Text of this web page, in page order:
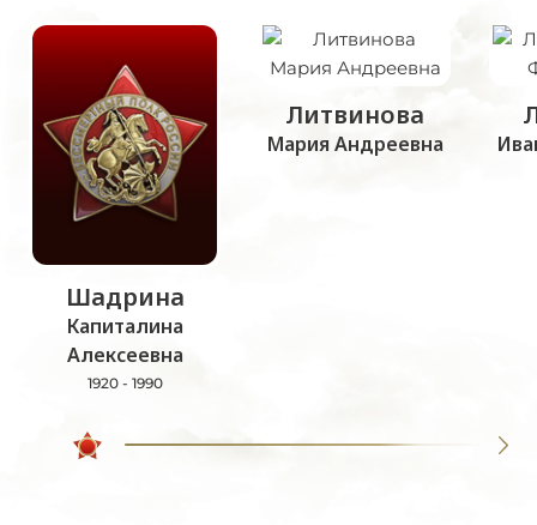
Шадрина
Капиталина
Алексеевна
1920 - 1990
Литвинова
Мария Андреевна